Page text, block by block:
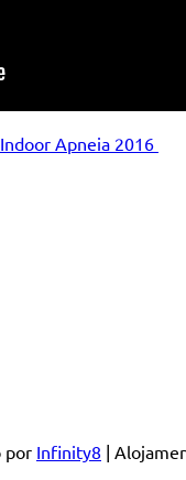
Apneia 2016
por Infinity8 |